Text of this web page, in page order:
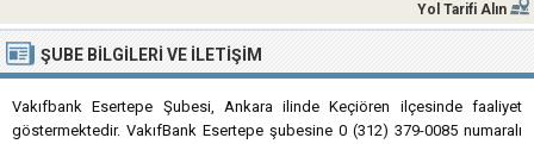
Yol Tarifi Alın
ŞUBE BILGILERI VE İLETIŞIM
Vakıfbank Esertepe Şubesi, Ankara ilinde Keçiören ilçesinde faaliyet
göstermektedir. VakıfBank Esertepe şubesine 0 (312) 379-0085 numaralı